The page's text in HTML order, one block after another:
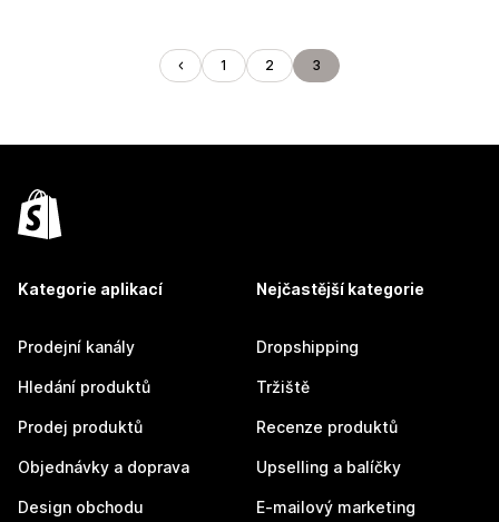
1 2 3
Kategorie aplikací
Prodejní kanály
Hledání produktů
Prodej produktů
Objednávky a doprava
Design obchodu
Nejčastější kategorie
Dropshipping
Tržiště
Recenze produktů
Upselling a balíčky
E-mailový marketing